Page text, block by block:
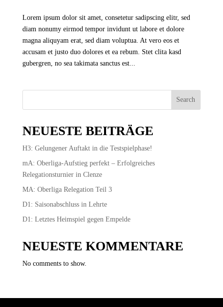
Lorem ipsum dolor sit amet, consetetur sadipscing elitr, sed
diam nonumy eirmod tempor invidunt ut labore et dolore
magna aliquyam erat, sed diam voluptua. At vero eos et
accusam et justo duo dolores et ea rebum. Stet clita kasd
gubergren, no sea takimata sanctus est...
Search
NEUESTE BEITRÄGE
H3: Gelungener Auftakt in die Testspielphase!
mA: Oberliga-Aufstieg perfekt – Erfolgreiches
Relegationsturnier in Clenze
MA: Oberliga Relegation Teil 3
D1: Saisonabschluss in Lehrte
D1: Letztes Heimspiel gegen Empelde
NEUESTE KOMMENTARE
No comments to show.